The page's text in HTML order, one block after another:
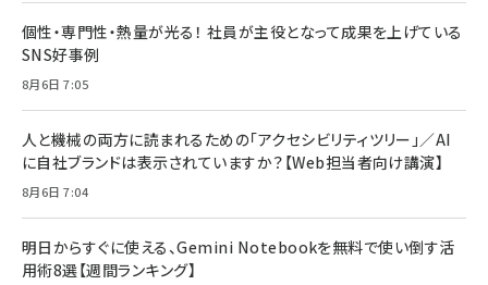
個性・専門性・熱量が光る！ 社員が主役となって成果を上げている
SNS好事例
8月6日 7:05
人と機械の両方に読まれるための「アクセシビリティツリー」／AI
に自社ブランドは表示されていますか？【Web担当者向け講演】
8月6日 7:04
明日からすぐに使える、Gemini Notebookを無料で使い倒す活
用術8選【週間ランキング】